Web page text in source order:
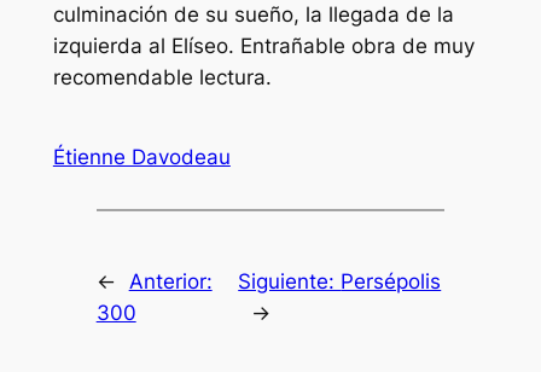
culminación de su sueño, la llegada de la
izquierda al Elíseo. Entrañable obra de muy
recomendable lectura.
Étienne Davodeau
← Anterior:
300
Siguiente: Persépolis
→